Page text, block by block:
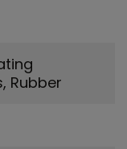
Rubber